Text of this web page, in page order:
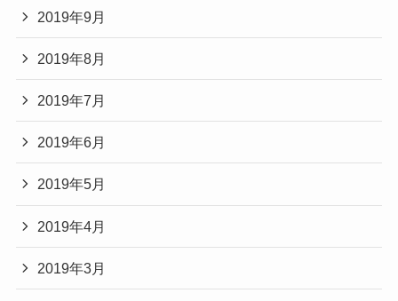
2019年9月
2019年8月
2019年7月
2019年6月
2019年5月
2019年4月
2019年3月